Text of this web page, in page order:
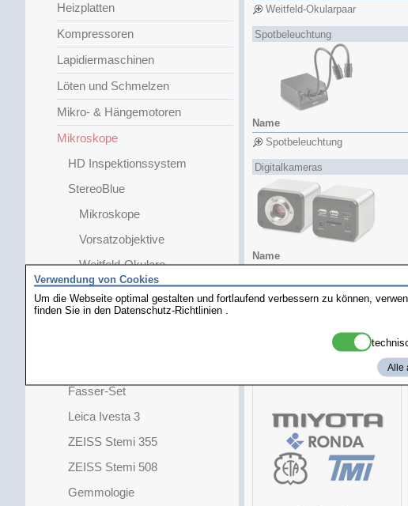
Heizplatten
Kompressoren
Lapidiermaschinen
Löten und Schmelzen
Mikro- & Hängemotoren
Mikroskope
HD Inspektionssystem
StereoBlue
Mikroskope
Vorsatzobjektive
Weitfeld-Okulare
Spotbeleuchtung
Digitalkameras
Fasser-Set
Leica Ivesta 3
ZEISS Stemi 355
ZEISS Stemi 508
Gemmologie
Weitfeld-Okularpaar
Spotbeleuchtung
Name
Spotbeleuchtung
Digitalkameras
Name
Mikroskopkamera
weitere interessante
Verwendung von Cookies
Um die Webseite optimal gestalten und fortlaufend verbessern zu können,
finden Sie in den Datenschutz-Richtlinien
Alle